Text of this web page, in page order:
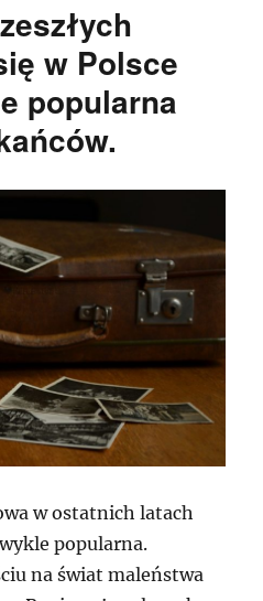
w Polsce
popularna
w ostatnich latach
popularna.
na świat maleństwa